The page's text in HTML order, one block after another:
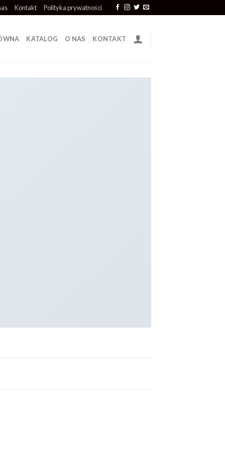
Kontakt Polityka prywatności
KATALOG O NAS KONTAKT